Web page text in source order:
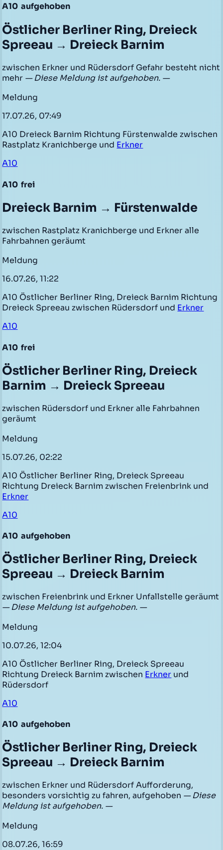
A10 aufgehoben
Östlicher Berliner Ring, Dreieck
Spreeau → Dreieck Barnim
zwischen Erkner und Rüdersdorf Gefahr besteht nicht
mehr — Diese Meldung ist aufgehoben. —
Meldung
17.07.26, 07:49
A10 Dreieck Barnim Richtung Fürstenwalde zwischen
Rastplatz Kranichberge und Erkner
A10
A10 frei
Dreieck Barnim → Fürstenwalde
zwischen Rastplatz Kranichberge und Erkner alle
Fahrbahnen geräumt
Meldung
16.07.26, 11:22
A10 Östlicher Berliner Ring, Dreieck Barnim Richtung
Dreieck Spreeau zwischen Rüdersdorf und Erkner
A10
A10 frei
Östlicher Berliner Ring, Dreieck
Barnim → Dreieck Spreeau
zwischen Rüdersdorf und Erkner alle Fahrbahnen
geräumt
Meldung
15.07.26, 02:22
A10 Östlicher Berliner Ring, Dreieck Spreeau
Richtung Dreieck Barnim zwischen Freienbrink und
Erkner
A10
A10 aufgehoben
Östlicher Berliner Ring, Dreieck
Spreeau → Dreieck Barnim
zwischen Freienbrink und Erkner Unfallstelle geräumt
— Diese Meldung ist aufgehoben. —
Meldung
10.07.26, 12:04
A10 Östlicher Berliner Ring, Dreieck Spreeau
Richtung Dreieck Barnim zwischen Erkner und
Rüdersdorf
A10
A10 aufgehoben
Östlicher Berliner Ring, Dreieck
Spreeau → Dreieck Barnim
zwischen Erkner und Rüdersdorf Aufforderung,
besonders vorsichtig zu fahren, aufgehoben — Diese
Meldung ist aufgehoben. —
Meldung
08.07.26, 16:59